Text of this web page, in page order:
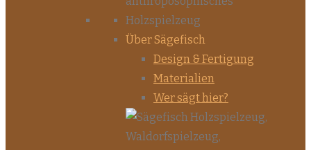
Über Sägefisch
Design & Fertigung
Materialien
Wer sägt hier?